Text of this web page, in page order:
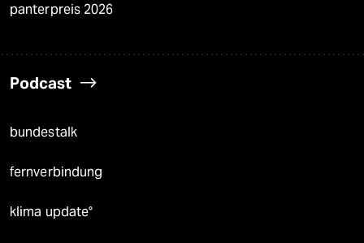
panterpreis 2026
Podcast
bundestalk
fernverbindung
klima update°